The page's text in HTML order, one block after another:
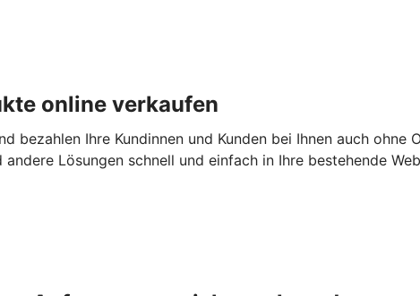
online verkaufen
bezahlen Ihre Kundinnen und Kunden bei Ihnen auch
andere Lösungen schnell und einfach in Ihre bestehende